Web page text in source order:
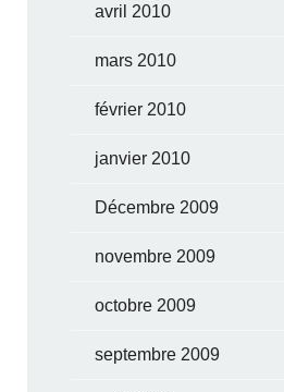
avril 2010
mars 2010
février 2010
janvier 2010
Décembre 2009
novembre 2009
octobre 2009
septembre 2009